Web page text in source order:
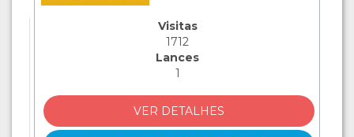
Visitas
1712
Lances
1
VER DETALHES